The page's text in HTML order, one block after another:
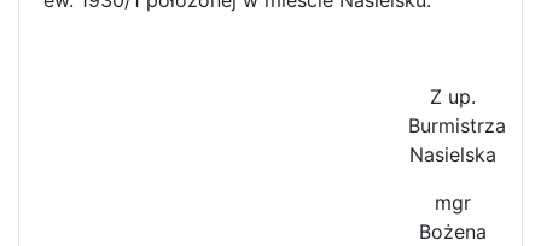
Z up.
Burmistrza
Nasielska
mgr
Bożena